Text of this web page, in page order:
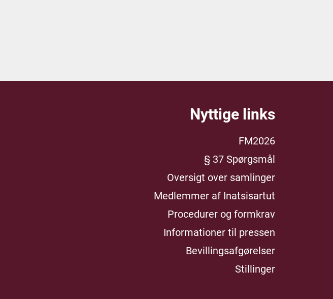
Nyttige links
FM2026
§ 37 Spørgsmål
Oversigt over samlinger
Medlemmer af Inatsisartut
Procedurer og formkrav
Informationer til pressen
Bevillingsafgørelser
Stillinger